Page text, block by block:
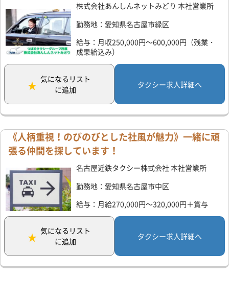
株式会社あんしんネットみどり 本社営業所
勤務地：愛知県名古屋市緑区
給与：月収250,000円～600,000円（残業・
成果給込み）
気になるリスト
に追加
タクシー求人詳細へ
《人柄重視！のびのびとした社風が魅力》一緒に頑
張る仲間を探しています！
名古屋近鉄タクシー株式会社 本社営業所
勤務地：愛知県名古屋市中区
給与：月給270,000円～320,000円＋賞与
気になるリスト
に追加
タクシー求人詳細へ